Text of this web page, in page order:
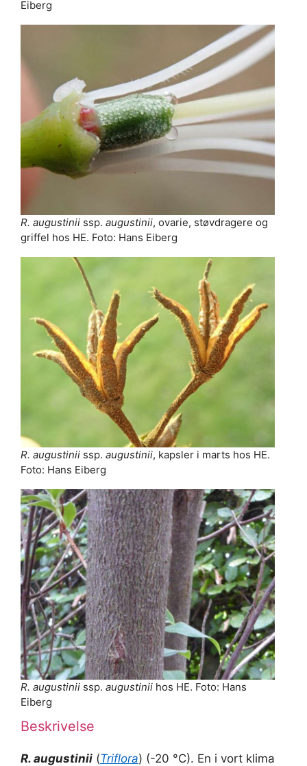
Eiberg
R. augustinii ssp. augustinii, ovarie, støvdragere og
griffel hos HE. Foto: Hans Eiberg
R. augustinii ssp. augustinii, kapsler i marts hos HE.
Foto: Hans Eiberg
R. augustinii ssp. augustinii hos HE. Foto: Hans
Eiberg
Beskrivelse
R. augustinii (Triflora) (-20 °C). En i vort klima